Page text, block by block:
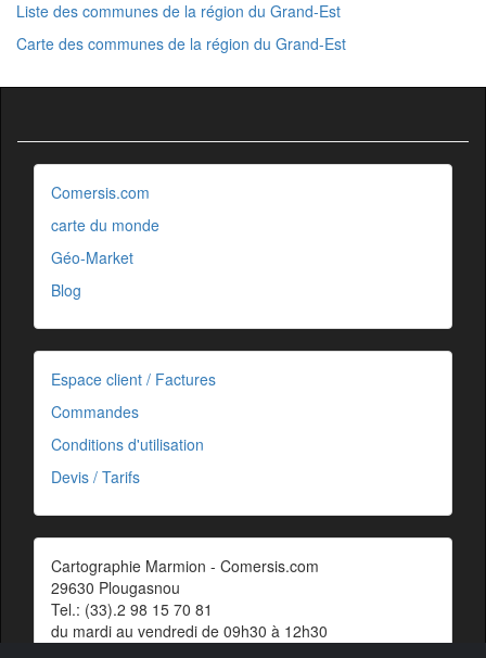
Liste des communes de la région du Grand-Est
Carte des communes de la région du Grand-Est
Comersis.com
carte du monde
Géo-Market
Blog
Espace client / Factures
Commandes
Conditions d'utilisation
Devis / Tarifs
Cartographie Marmion - Comersis.com
29630 Plougasnou
Tel.: (33).2 98 15 70 81
du mardi au vendredi de 09h30 à 12h30